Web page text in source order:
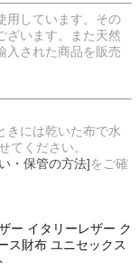
用しています。その
ざいます。また天然
入された商品を販売
きには乾いた布で水
てください。
・保管の方法]をご確
ー イタリーレザー ク
ス財布 ユニセックス